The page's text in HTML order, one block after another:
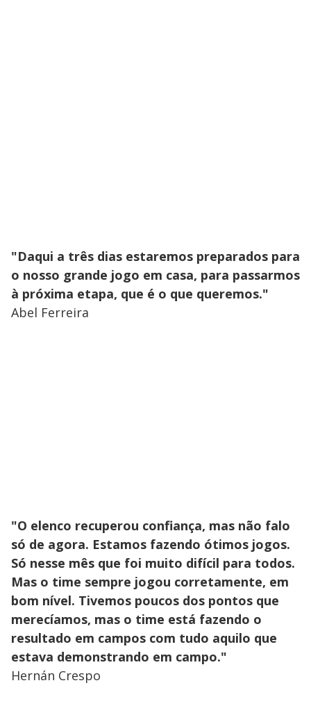
"Daqui a três dias estaremos preparados para
o nosso grande jogo em casa, para passarmos
à próxima etapa, que é o que queremos."
Abel Ferreira
"O elenco recuperou confiança, mas não falo
só de agora. Estamos fazendo ótimos jogos.
Só nesse mês que foi muito difícil para todos.
Mas o time sempre jogou corretamente, em
bom nível. Tivemos poucos dos pontos que
merecíamos, mas o time está fazendo o
resultado em campos com tudo aquilo que
estava demonstrando em campo."
Hernán Crespo